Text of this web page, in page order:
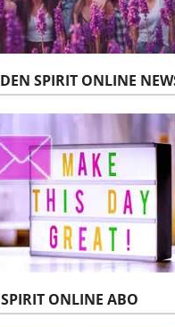
SPIRIT ONLINE
SPIRIT ONLINE ABO